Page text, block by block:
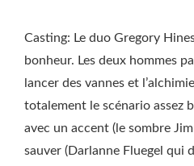
Casting: Le duo Gregory
bonheur. Les deux hommes
lancer des vannes et
totalement le scénario assez
avec un accent (le sombre
sauver (Darlanne Fluegel qui